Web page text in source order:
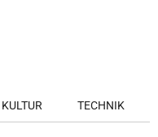
KULTUR TECHNIK